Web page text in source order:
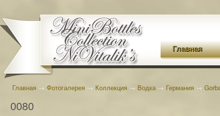
Главная
Главная → Фотогалерея → Коллекция → Водка→ Германия →
0080